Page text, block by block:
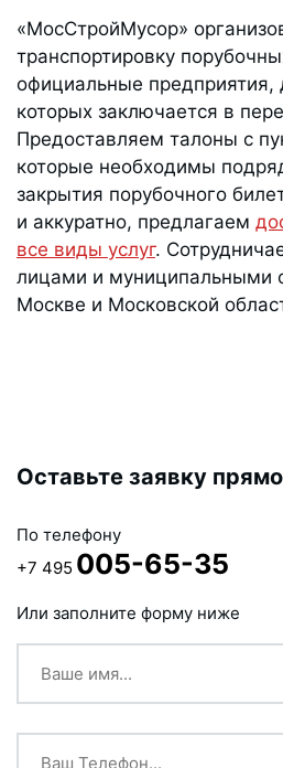
«МосСтройМусор»
транспортировку
официальные предприятия,
которых заключается в
Предоставляем талоны с
которые необходимы
закрытия порубочного
и аккуратно, предлагаем
все виды услуг.
лицами и муниципальными
Москве и Московской
Оставьте заявку
По телефону
+7 495 005-65-35
Или заполните форму ниже